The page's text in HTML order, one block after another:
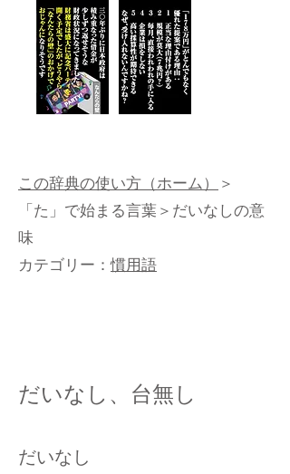
この辞典の使い方（ホーム）＞
「た」で始まる言葉＞だいなしの意
味
カテゴリー：慣用語
だいなし、台無し
だいなし